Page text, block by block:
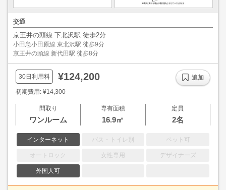
交通
京王井の頭線 下北沢駅 徒歩2分
小田急小田原線 東北沢駅 徒歩9分
京王井の頭線 新代田駅 徒歩8分
30日利用料 ¥124,200
初期費用: ¥14,300
間取り
ワンルーム
専有面積
16.9㎡
定員
2名
インターネット バス・トイレ別 ペット可
オートロック 女性専用 デザイナーズ
外国人可
追加